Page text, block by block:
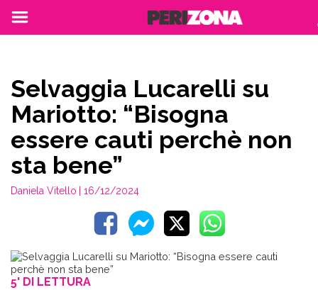
Selvaggia Lucarelli su
Mariotto: “Bisogna
essere cauti perchè non
sta bene”
Daniela Vitello | 16/12/2024
5' DI LETTURA